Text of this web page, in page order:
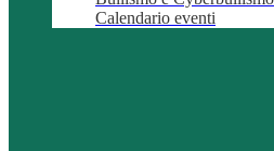
Calendario eventi